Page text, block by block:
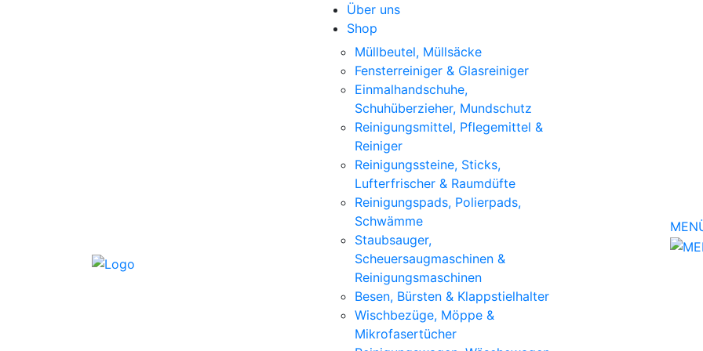
Über uns
Shop
Müllbeutel, Müllsäcke
Fensterreiniger & Glasreiniger
Einmalhandschuhe,
Schuhüberzieher, Mundschutz
Reinigungsmittel, Pflegemittel &
Reiniger
Reinigungssteine, Sticks,
Lufterfrischer & Raumdüfte
Reinigungspads, Polierpads,
Schwämme
Staubsauger,
Scheuersaugmaschinen &
Reinigungsmaschinen
Besen, Bürsten & Klappstielhalter
Wischbezüge, Möppe &
Mikrofasertücher